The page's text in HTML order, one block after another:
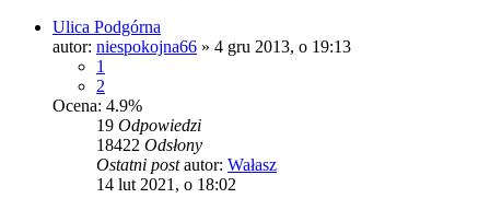
Ulica Podgórna
autor: niespokojna66 » 4 gru 2013, o 19:13
1
2
Ocena: 4.9%
19 Odpowiedzi
18422 Odsłony
Ostatni postautor: Wałasz
14 lut 2021, o 18:02